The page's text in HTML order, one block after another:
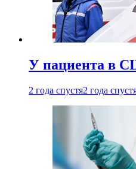
У пациента в
2 года спустя2 года